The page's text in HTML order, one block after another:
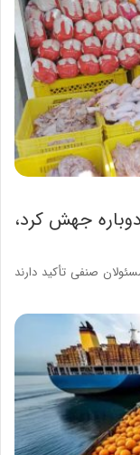
جهش کرد،
صنفی تأکید دارند